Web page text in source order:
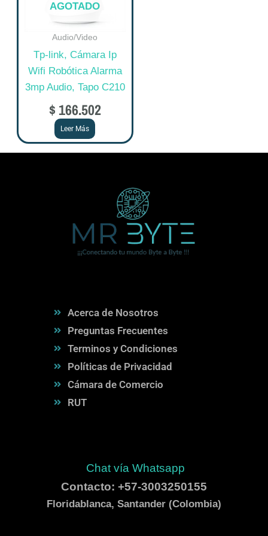
AGOTADO
Audio/Video
Tp-link, Cámara Ip
Wifi Robótica Alarma
3mp Audio, Tapo C210
$ 166.502
Leer Más
Acerca de Nosotros
Preguntas Frecuentes
Terminos y Condiciones
Políticas de Privacidad
Cámara de Comercio
RUT
Chat vía Whatsapp
Contacto: +57-3003250155
Floridablanca, Santander (Colombia)